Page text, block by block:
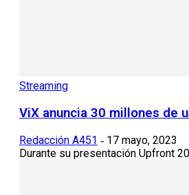
Streaming
ViX anuncia 30 millones de
Redacción A451 - 17 mayo, 2023
Durante su presentación Upfront